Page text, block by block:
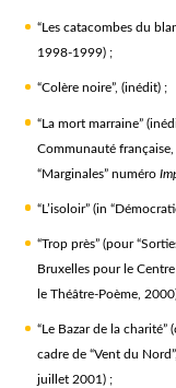
“Les catacombes du
1998-1999) ;
“Colère noire”, (inédit) ;
“La mort marraine”
Communauté
“Marginales” numéro
“L’isoloir” (in
“Trop près” (pour
Bruxelles pour le
le Théâtre-Poème,
“Le Bazar de la
cadre de “Vent du
juillet 2001) ;